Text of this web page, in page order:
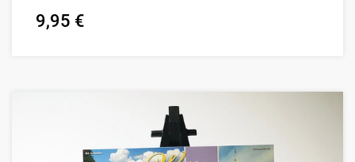
9,95 €